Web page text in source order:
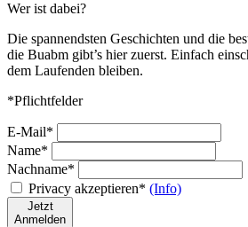
Wer ist dabei?
Die spannendsten Geschichten und die
die Buabm gibt’s hier zuerst. Einfach
dem Laufenden bleiben.
*Pflichtfelder
E-Mail*
Name*
Nachname*
Privacy akzeptieren* (Info)
Jetzt
Anmelden